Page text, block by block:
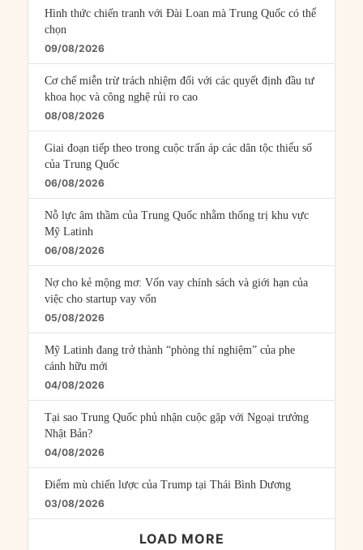
Hình thức chiến tranh với Đài Loan mà Trung Quốc có thể
chọn
09/08/2026
Cơ chế miễn trừ trách nhiệm đối với các quyết định đầu tư
khoa học và công nghệ rủi ro cao
08/08/2026
Giai đoạn tiếp theo trong cuộc trấn áp các dân tộc thiểu số
của Trung Quốc
06/08/2026
Nỗ lực âm thầm của Trung Quốc nhằm thống trị khu vực
Mỹ Latinh
06/08/2026
Nợ cho kẻ mộng mơ: Vốn vay chính sách và giới hạn của
việc cho startup vay vốn
05/08/2026
Mỹ Latinh đang trở thành “phòng thí nghiệm” của phe
cánh hữu mới
04/08/2026
Tại sao Trung Quốc phủ nhận cuộc gặp với Ngoại trưởng
Nhật Bản?
04/08/2026
Điểm mù chiến lược của Trump tại Thái Bình Dương
03/08/2026
LOAD MORE